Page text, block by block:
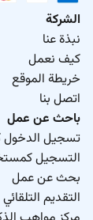
الشركة
نبذة عنا
كيف نعمل
خريطة الموقع
اتصل بنا
باحث عن عمل
تسجيل
التسجيل
بحث عن عمل
التقديم التلقائي